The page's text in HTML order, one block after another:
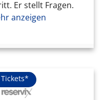
Er stellt Fragen.
anzeigen
Tickets*